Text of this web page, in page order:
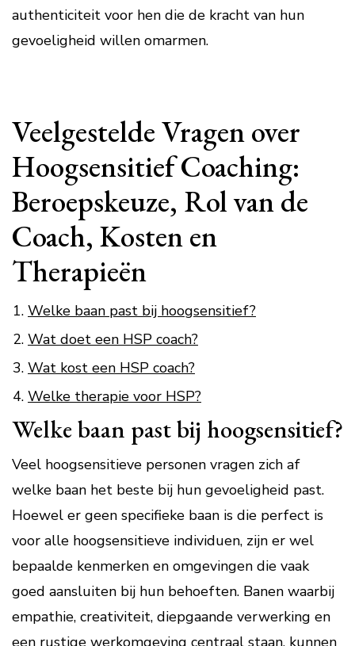
authenticiteit voor hen die de kracht van hun
gevoeligheid willen omarmen.
Veelgestelde Vragen over
Hoogsensitief Coaching:
Beroepskeuze, Rol van de
Coach, Kosten en
Therapieën
Welke baan past bij hoogsensitief?
Wat doet een HSP coach?
Wat kost een HSP coach?
Welke therapie voor HSP?
Welke baan past bij hoogsensitief?
Veel hoogsensitieve personen vragen zich af
welke baan het beste bij hun gevoeligheid past.
Hoewel er geen specifieke baan is die perfect is
voor alle hoogsensitieve individuen, zijn er wel
bepaalde kenmerken en omgevingen die vaak
goed aansluiten bij hun behoeften. Banen waarbij
empathie, creativiteit, diepgaande verwerking en
een rustige werkomgeving centraal staan, kunnen